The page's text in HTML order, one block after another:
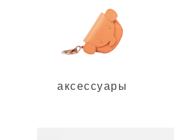
аксессуары